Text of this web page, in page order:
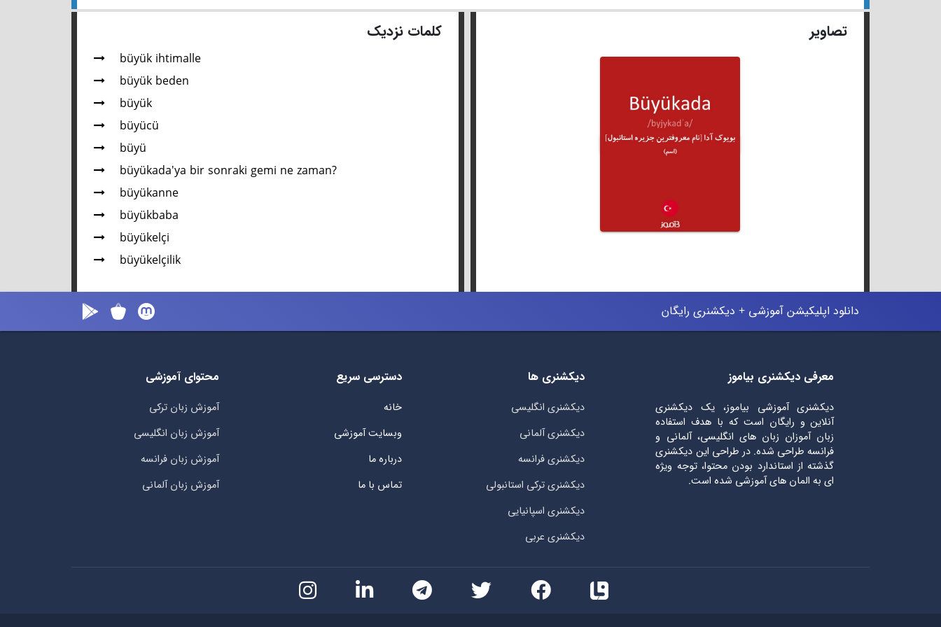
تصاویر کلمات نزدیک
büyük ihtimalle
büyük beden
büyük
büyücü
büyü
büyükada'ya bir sonraki gemi ne zaman?
büyükanne
büyükbaba
büyükelçi
büyükelçilik
دانلود اپلیکیشن آموزشی + دیکشنری رایگان
معرفی دیکشنری بیاموز
دیکشنری آموزشی بیاموز، یک دیکشنری
آنلاین و رایگان است که با هدف استفاده
زبان آموزان زبان های انگلیسی، آلمانی و
فرانسه طراحی شده. در طراحی این دیکشنری
گذشته از استاندارد بودن محتوا، توجه ویژه
ای به المان های آموزشی شده است.
دیکشنری ها
دیکشنری انگلیسی
دیکشنری آلمانی
دیکشنری فرانسه
دیکشنری ترکی استانبولی
دیکشنری اسپانیایی
دیکشنری عربی
دسترسی سریع
خانه
وبسایت آموزشی
درباره ما
تماس با ما
محتوای آموزشی
آموزش زبان ترکی
آموزش زبان انگلیسی
آموزش زبان فرانسه
آموزش زبان آلمانی